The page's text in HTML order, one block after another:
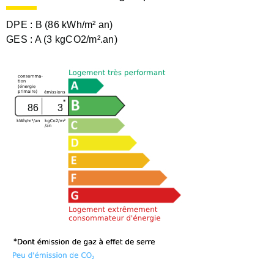
DPE : B (86 kWh/m² an)
GES : A (3 kgCO2/m².an)
86 3